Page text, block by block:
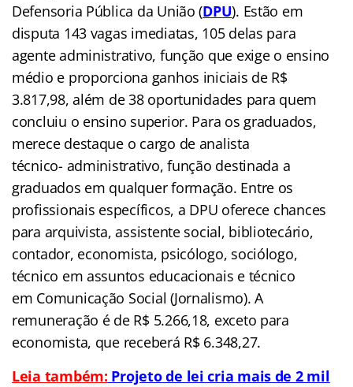
Defensoria Pública da União (DPU). Estão em
disputa 143 vagas imediatas, 105 delas para
agente administrativo, função que exige o ensino
médio e proporciona ganhos iniciais de R$
3.817,98, além de 38 oportunidades para quem
concluiu o ensino superior. Para os graduados,
merece destaque o cargo de analista
técnico- administrativo, função destinada a
graduados em qualquer formação. Entre os
profissionais específicos, a DPU oferece chances
para arquivista, assistente social, bibliotecário,
contador, economista, psicólogo, sociólogo,
técnico em assuntos educacionais e técnico
em Comunicação Social (Jornalismo). A
remuneração é de R$ 5.266,18, exceto para
economista, que receberá R$ 6.348,27.
Leia também: Projeto de lei cria mais de 2 mil